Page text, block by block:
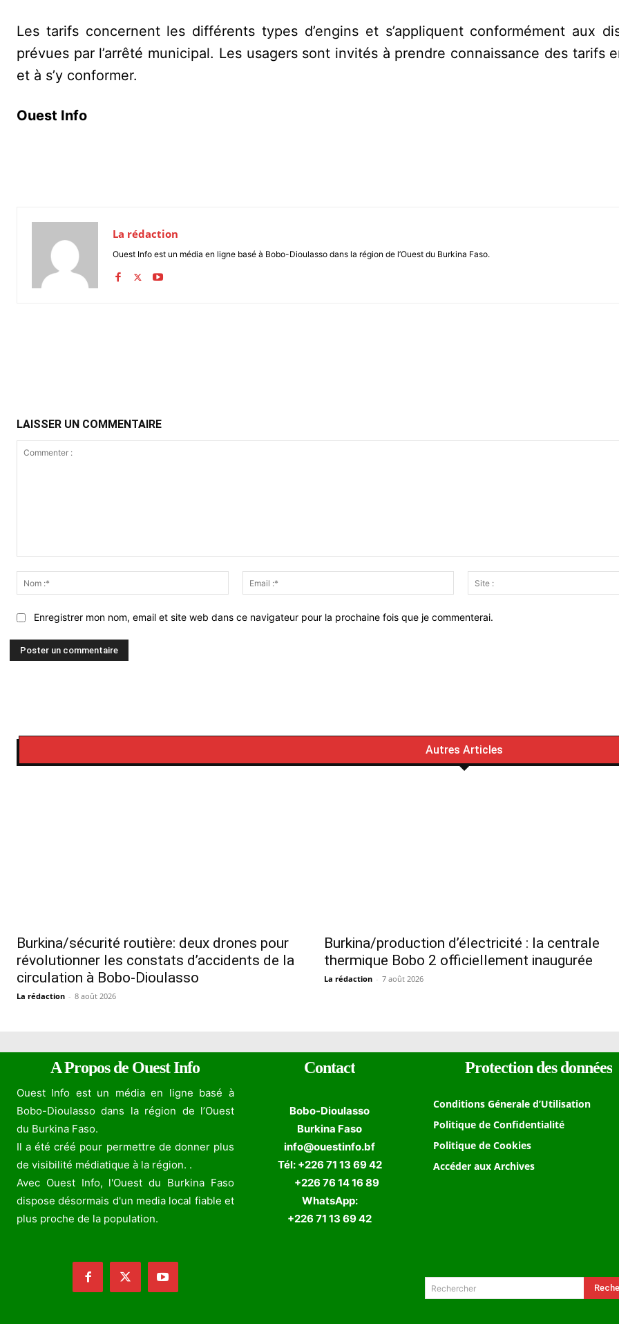
Les tarifs concernent les différents types d’engins et s’appliquent conformément aux
prévues par l’arrêté municipal. Les usagers sont invités à prendre connaissance des tarifs
et à s’y conformer.
Ouest Info
La rédaction
Ouest Info est un média en ligne basé à Bobo-Dioulasso dans la région de l’Ouest du Burkina Faso.
LAISSER UN COMMENTAIRE
:*
Email
:*
Enregistrer mon nom, email et site web dans ce navigateur pour la prochaine fois que je commenterai.
Autres Articles
Burkina/sécurité routière: deux drones pour
révolutionner les constats d’accidents de la
circulation à Bobo-Dioulasso
La rédaction - 8 août 2026
Burkina/production d’électricité : la centrale
thermique Bobo 2 officiellement inaugurée
La rédaction - 7 août 2026
A Propos de Ouest Info
Ouest Info est un média en ligne basé à
Bobo-Dioulasso dans la région de l’Ouest
du Burkina Faso.
Il a été créé pour permettre de donner plus
de visibilité médiatique à la région. .
Avec Ouest Info, l'Ouest du Burkina Faso
dispose désormais d'un media local fiable et
plus proche de la population.
Contact
Bobo-Dioulasso
Burkina Faso
info@ouestinfo.bf
Tél: +226 71 13 69 42
+226 76 14 16 89
WhatsApp:
+226 71 13 69 42
Protection des données
Conditions Génerale d’Utilisation
Politique de Confidentialité
Politique de Cookies
Accéder aux Archives
Rechercher